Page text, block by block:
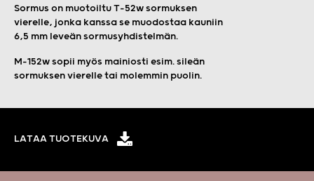
Sormus on muotoiltu T-52w sormuksen
vierelle, jonka kanssa se muodostaa kauniin
6,5 mm leveän sormusyhdistelmän.
M-152w sopii myös mainiosti esim. sileän
sormuksen vierelle tai molemmin puolin.
LATAA TUOTEKUVA